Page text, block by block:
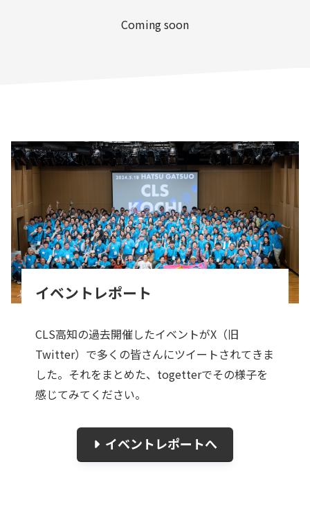
Coming soon
イベントレポート
CLS高知の過去開催したイベントがX（旧
Twitter）で多くの皆さんにツイートされてきま
した。それをまとめた、togetterでその様子を
感じてみてください。
イベントレポートへ